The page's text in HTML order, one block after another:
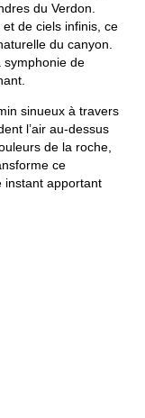
du Verdon.
de ciels infinis, ce
du canyon.
symphonie de
sinueux à travers
l’air au-dessus
de la roche,
ce
instant apportant